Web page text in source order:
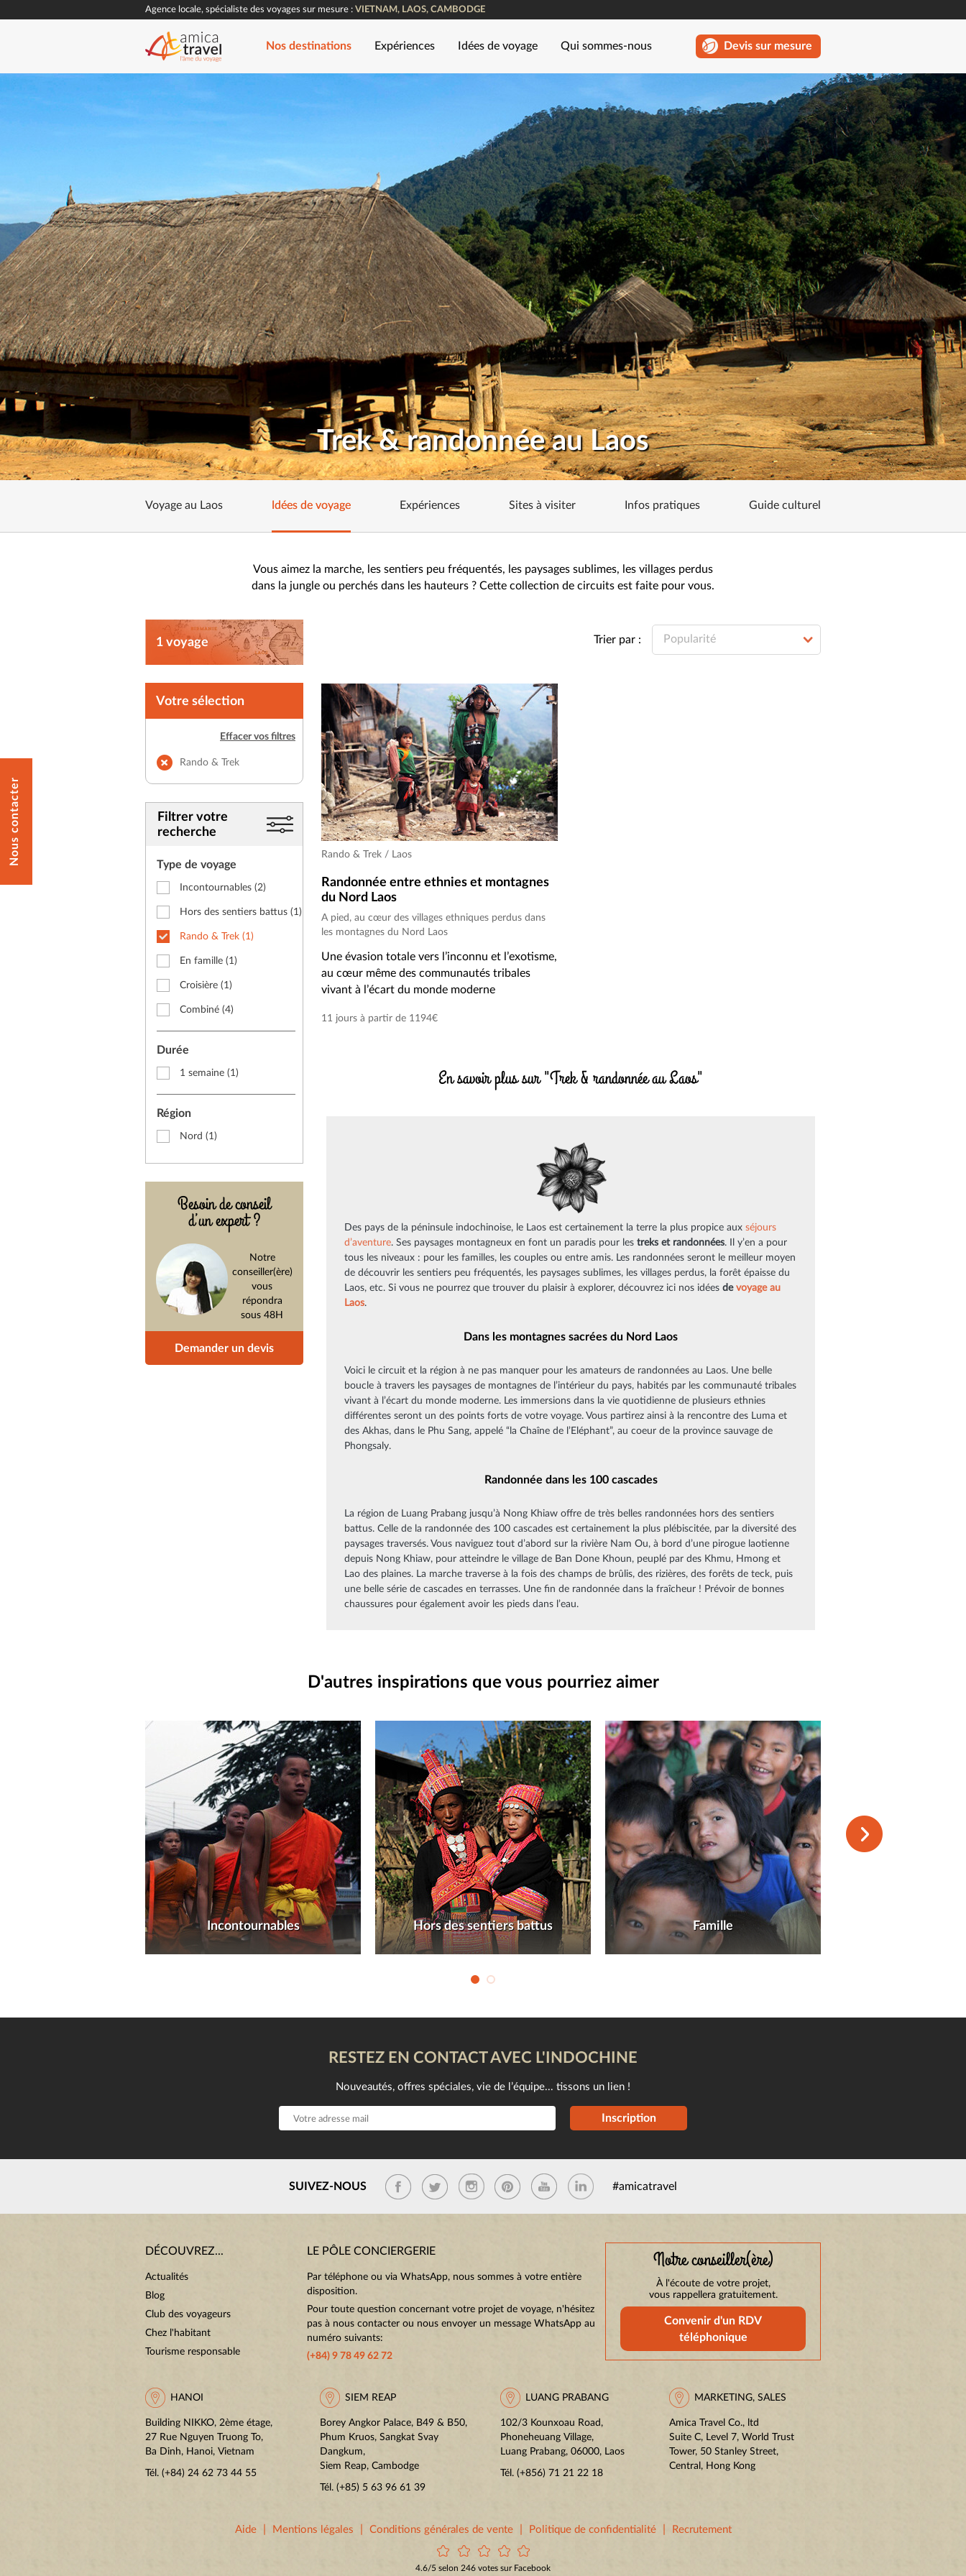
Nous contacter
Agence locale, spécialiste des voyages sur mesure : VIETNAM, LAOS, CAMBODGE
Nos destinations Expériences Idées de voyage Qui sommes-nous Devis sur mesure
Trek & randonnée au Laos
Voyage au Laos Idées de voyage Expériences Sites à visiter Infos pratiques Guide culturel
Vous aimez la marche, les sentiers peu fréquentés, les paysages sublimes, les villages perdus
dans la jungle ou perchés dans les hauteurs ? Cette collection de circuits est faite pour vous.
1 voyage
Votre sélection
Effacer vos filtres
Rando & Trek
Filtrer votre
recherche
Type de voyage
Incontournables (2)
Hors des sentiers battus (1)
Rando & Trek (1)
En famille (1)
Croisière (1)
Combiné (4)
Durée
1 semaine (1)
Région
Nord (1)
Besoin de conseil
d’un expert ?
Notre
conseiller(ère)
vous
répondra
sous 48H
Demander un devis
Trier par : Popularité
Rando & Trek / Laos
Randonnée entre ethnies et montagnes
du Nord Laos
A pied, au cœur des villages ethniques perdus dans
les montagnes du Nord Laos
Une évasion totale vers l’inconnu et l’exotisme,
au cœur même des communautés tribales
vivant à l’écart du monde moderne
11 jours à partir de 1194€
En savoir plus sur "Trek & randonnée au Laos"
Des pays de la péninsule indochinoise, le Laos est certainement la terre la plus propice aux séjours
d’aventure. Ses paysages montagneux en font un paradis pour les treks et randonnées. Il y’en a pour
tous les niveaux : pour les familles, les couples ou entre amis. Les randonnées seront le meilleur moyen
de découvrir les sentiers peu fréquentés, les paysages sublimes, les villages perdus, la forêt épaisse du
Laos, etc. Si vous ne pourrez que trouver du plaisir à explorer, découvrez ici nos idées de voyage au
Laos.
Dans les montagnes sacrées du Nord Laos
Voici le circuit et la région à ne pas manquer pour les amateurs de randonnées au Laos. Une belle
boucle à travers les paysages de montagnes de l’intérieur du pays, habités par les communauté tribales
vivant à l’écart du monde moderne. Les immersions dans la vie quotidienne de plusieurs ethnies
différentes seront un des points forts de votre voyage. Vous partirez ainsi à la rencontre des Luma et
des Akhas, dans le Phu Sang, appelé “la Chaîne de l’Eléphant”, au coeur de la province sauvage de
Phongsaly.
Randonnée dans les 100 cascades
La région de Luang Prabang jusqu’à Nong Khiaw offre de très belles randonnées hors des sentiers
battus. Celle de la randonnée des 100 cascades est certainement la plus plébiscitée, par la diversité des
paysages traversés. Vous naviguez tout d’abord sur la rivière Nam Ou, à bord d’une pirogue laotienne
depuis Nong Khiaw, pour atteindre le village de Ban Done Khoun, peuplé par des Khmu, Hmong et
Lao des plaines. La marche traverse à la fois des champs de brûlis, des rizières, des forêts de teck, puis
une belle série de cascades en terrasses. Une fin de randonnée dans la fraîcheur ! Prévoir de bonnes
chaussures pour également avoir les pieds dans l’eau.
D'autres inspirations que vous pourriez aimer
Incontournables Hors des sentiers battus Famille
RESTEZ EN CONTACT AVEC L'INDOCHINE
Nouveautés, offres spéciales, vie de l’équipe... tissons un lien !
Inscription
SUIVEZ-NOUS #amicatravel
DÉCOUVREZ...
Actualités
Blog
Club des voyageurs
Chez l'habitant
Tourisme responsable
LE PÔLE CONCIERGERIE
Par téléphone ou via WhatsApp, nous sommes à votre entière
disposition.
Pour toute question concernant votre projet de voyage, n'hésitez
pas à nous contacter ou nous envoyer un message WhatsApp au
numéro suivants:
(+84) 9 78 49 62 72
Notre conseiller(ère)
À l'écoute de votre projet,
vous rappellera gratuitement.
Convenir d'un RDV
téléphonique
HANOI
Building NIKKO, 2ème étage,
27 Rue Nguyen Truong To,
Ba Dinh, Hanoi, Vietnam
Tél. (+84) 24 62 73 44 55
SIEM REAP
Borey Angkor Palace, B49 & B50,
Phum Kruos, Sangkat Svay
Dangkum,
Siem Reap, Cambodge
Tél. (+85) 5 63 96 61 39
LUANG PRABANG
102/3 Kounxoau Road,
Phoneheuang Village,
Luang Prabang, 06000, Laos
Tél. (+856) 71 21 22 18
MARKETING, SALES
Amica Travel Co., ltd
Suite C, Level 7, World Trust
Tower, 50 Stanley Street,
Central, Hong Kong
Aide Mentions légales Conditions générales de vente Politique de confidentialité Recrutement
4.6/5 selon 246 votes sur Facebook